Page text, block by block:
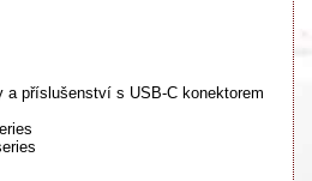
a příslušenství s USB-C konektorem